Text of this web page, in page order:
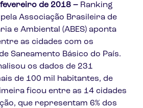
fevereiro de 2018 – Ranking
Associação Brasileira de
e Ambiental (ABES) aponta
as cidades com os
Saneamento Básico do País.
os dados de 231
de 100 mil habitantes, de
ficou entre as 14 cidades
que representam 6% dos